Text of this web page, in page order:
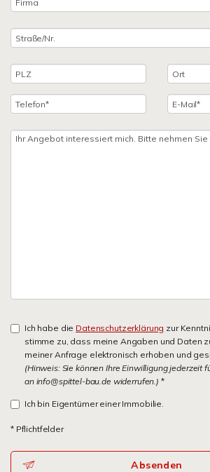
Ich habe die Datenschutzerklärung zur
stimme zu, dass meine Angaben und Daten
meiner Anfrage elektronisch erhoben und
(Hinweis: Sie können Ihre Einwilligung jederzeit
an info@spittel-bau.de widerrufen.) *
Ich bin Eigentümer einer Immobilie.
* Pflichtfelder
Absenden